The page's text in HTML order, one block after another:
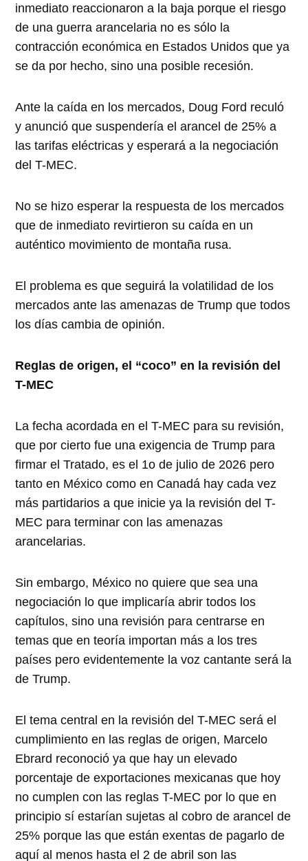
inmediato reaccionaron a la baja porque el riesgo
de una guerra arancelaria no es sólo la
contracción económica en Estados Unidos que ya
se da por hecho, sino una posible recesión.
Ante la caída en los mercados, Doug Ford reculó
y anunció que suspendería el arancel de 25% a
las tarifas eléctricas y esperará a la negociación
del T-MEC.
No se hizo esperar la respuesta de los mercados
que de inmediato revirtieron su caída en un
auténtico movimiento de montaña rusa.
El problema es que seguirá la volatilidad de los
mercados ante las amenazas de Trump que todos
los días cambia de opinión.
Reglas de origen, el “coco” en la revisión del
T-MEC
La fecha acordada en el T-MEC para su revisión,
que por cierto fue una exigencia de Trump para
firmar el Tratado, es el 1o de julio de 2026 pero
tanto en México como en Canadá hay cada vez
más partidarios a que inicie ya la revisión del T-
MEC para terminar con las amenazas
arancelarias.
Sin embargo, México no quiere que sea una
negociación lo que implicaría abrir todos los
capítulos, sino una revisión para centrarse en
temas que en teoría importan más a los tres
países pero evidentemente la voz cantante será la
de Trump.
El tema central en la revisión del T-MEC será el
cumplimiento en las reglas de origen, Marcelo
Ebrard reconoció ya que hay un elevado
porcentaje de exportaciones mexicanas que hoy
no cumplen con las reglas T-MEC por lo que en
principio sí estarían sujetas al cobro de arancel de
25% porque las que están exentas de pagarlo de
aquí al menos hasta el 2 de abril son las